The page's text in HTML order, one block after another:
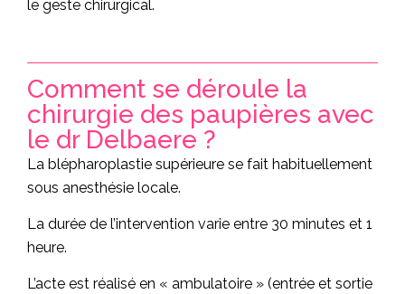
le geste chirurgical.
Comment se déroule la
chirurgie des paupières avec
le dr Delbaere ?
La blépharoplastie supérieure se fait habituellement
sous anesthésie locale.
La durée de l’intervention varie entre 30 minutes et 1
heure.
L’acte est réalisé en « ambulatoire » (entrée et sortie